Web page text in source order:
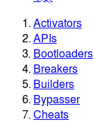
Activators
APIs
Bootloaders
Breakers
Builders
Bypasser
Cheats